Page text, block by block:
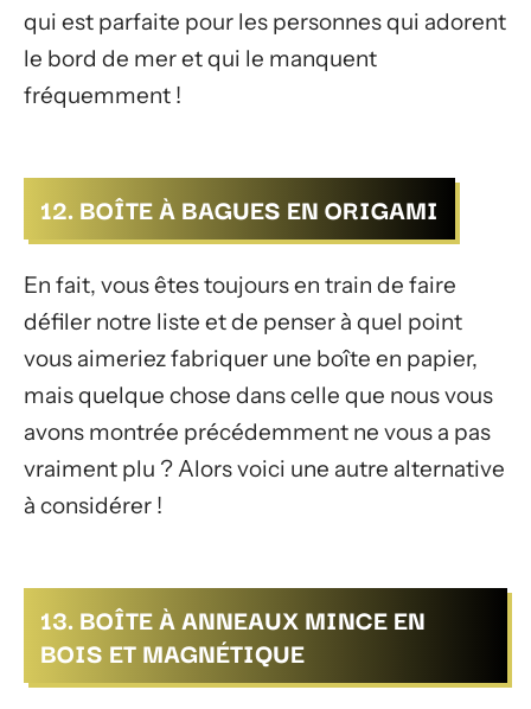
qui est parfaite pour les personnes qui adorent
le bord de mer et qui le manquent
fréquemment !
12. BOÎTE À BAGUES EN ORIGAMI
En fait, vous êtes toujours en train de faire
défiler notre liste et de penser à quel point
vous aimeriez fabriquer une boîte en papier,
mais quelque chose dans celle que nous vous
avons montrée précédemment ne vous a pas
vraiment plu ? Alors voici une autre alternative
à considérer !
13. BOÎTE À ANNEAUX MINCE EN
BOIS ET MAGNÉTIQUE